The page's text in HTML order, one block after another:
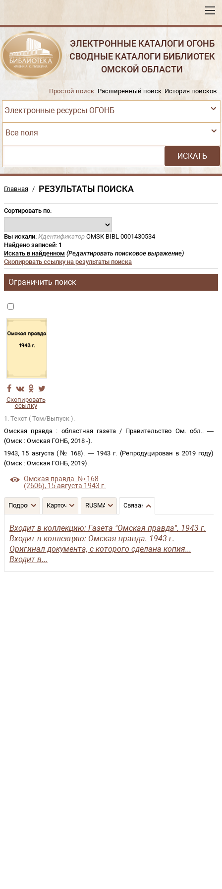
ЭЛЕКТРОННЫЕ КАТАЛОГИ ОГОНБ
СВОДНЫЕ КАТАЛОГИ БИБЛИОТЕК
ОМСКОЙ ОБЛАСТИ
Электронные ресурсы ОГОНБ
Простой поиск Расширенный поиск История поисков
Все поля
Главная / РЕЗУЛЬТАТЫ ПОИСКА
Сортировать по:
Вы искали: Идентификатор OMSK BIBL 0001430534
Найдено записей: 1
Искать в найденном (Редактировать поисковое выражение)
Скопировать ссылку на результаты поиска
Ограничить поиск
Скопировать
ссылку
1. Текст ( Том/Выпуск ).
Омская правда : областная газета / Правительство Ом. обл.. —
(Омск : Омская ГОНБ, 2018 -).
1943, 15 августа (№ 168). —1943 г. (Репродуцирован в 2019 году)
(Омск : Омская ГОНБ, 2019).
Омская правда. № 168
(2606), 15 августа 1943 г.
Подробнее Карточка RUSMARC Связанные записи
Входит в коллекцию: Газета "Омская правда". 1943 г.
Входит в коллекцию: Омская правда. 1943 г.
Оригинал документа, с которого сделана копия...
Входит в...